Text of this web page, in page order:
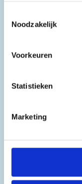
Noodzakelijk
Voorkeuren
Statistieken
Marketing
geven. Alleen
Het vergroten
gedrag van